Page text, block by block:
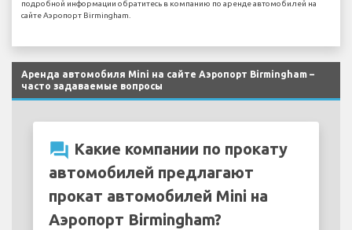
подробной информации обратитесь в компанию по аренде автомобилей на
сайте Аэропорт Birmingham.
Аренда автомобиля Mini на сайте Аэропорт Birmingham –
часто задаваемые вопросы
question_answer Какие компании по прокату
автомобилей предлагают
прокат автомобилей Mini на
Аэропорт Birmingham?